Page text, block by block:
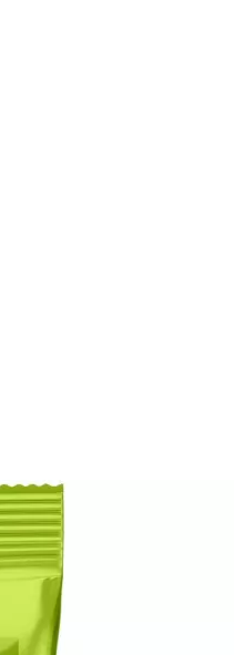
– Regular,